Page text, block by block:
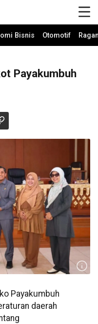
Bisnis Otomotif
Payakumbuh
Payakumbuh
daerah